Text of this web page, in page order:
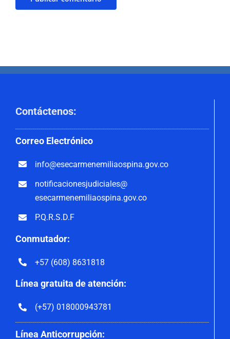
Contáctenos:
Correo Electrónico
info@esecarmenemiliaospina.gov.co
notificacionesjudiciales@
esecarmenemiliaospina.gov.co
P.Q.R.S.D.F
Conmutador:
+57 (608) 8631818
Línea gratuita de atención:
(+57) 018000943781
Línea Anticorrupción: